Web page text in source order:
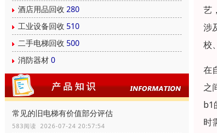
酒店用品回收 280
工业设备回收 510
二手电梯回收 500
消防器材0
常见的旧电梯有价值部分评估
583阅读 2026-07-24 20:57:54
艺
涉
校
在
之
b1
时